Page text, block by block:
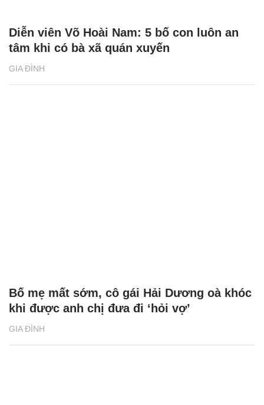
GIA ĐÌNH
Diễn viên Võ Hoài Nam: 5 bố con luôn an
tâm khi có bà xã quán xuyến
GIA ĐÌNH
Bố mẹ mất sớm, cô gái Hải Dương oà khóc
khi được anh chị đưa đi ‘hỏi vợ’